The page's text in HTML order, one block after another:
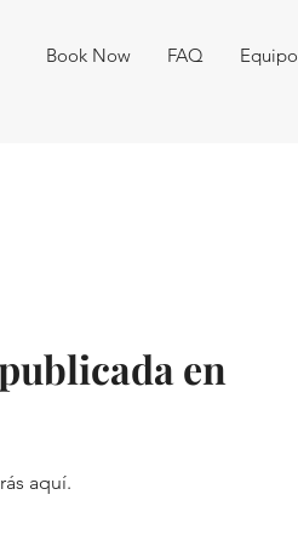
Book Now FAQ Equipo
en
aquí.